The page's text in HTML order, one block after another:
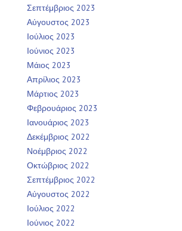
Σεπτέμβριος 2023
Αύγουστος 2023
Ιούλιος 2023
Ιούνιος 2023
Μάιος 2023
Απρίλιος 2023
Μάρτιος 2023
Φεβρουάριος 2023
Ιανουάριος 2023
Δεκέμβριος 2022
Νοέμβριος 2022
Οκτώβριος 2022
Σεπτέμβριος 2022
Αύγουστος 2022
Ιούλιος 2022
Ιούνιος 2022